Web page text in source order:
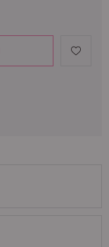
характеристики
оплаты